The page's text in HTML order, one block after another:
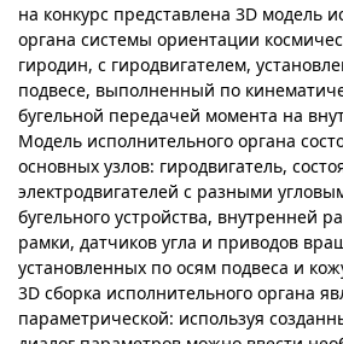
на конкурс представлена 3D модель
органа системы ориентации
гиродин, с гиродвигателем,
подвесе, выполненный по
бугельной передачей момента на
Модель исполнительного органа
основных узлов: гиродвигатель,
электродвигателей с разными
бугельного устройства, внутренней
рамки, датчиков угла и приводов
установленных по осям подвеса и
3D сборка исполнительного органа
параметрической: используя